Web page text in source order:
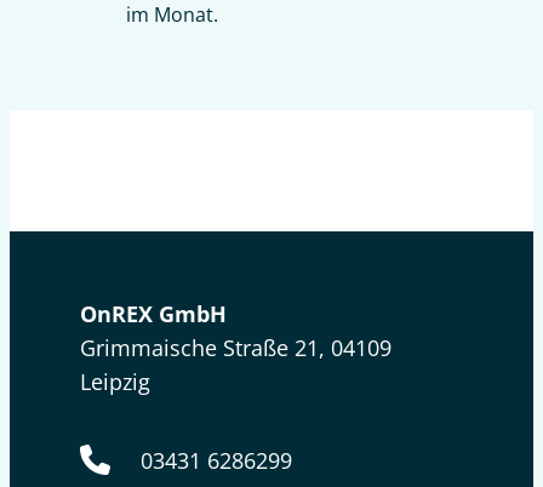
im Monat.
OnREX GmbH
Grimmaische Straße 21, 04109
Leipzig
03431 6286299